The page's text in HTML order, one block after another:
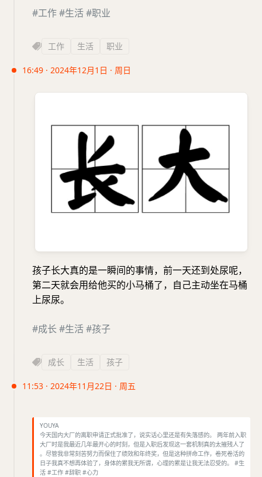
#工作#生活#职业
工作 生活 职业
16:49 · 2024年12月1日 · 周日
孩子长大真的是一瞬间的事情，前一天还到处尿呢，
第二天就会用给他买的小马桶了，自己主动坐在马桶
上尿尿。
#成长 #生活#孩子
成长 生活 孩子
11:53 · 2024年11月22日 · 周五
YOUYA
今天国内大厂的离职申请正式批准了，说实话心里还是有失落感的。 两年前入职
大厂时是我最近几年最开心的时刻，但是入职后发现这一套机制真的太摧残人了
。尽管我非常刻苦努力而保住了绩效和年终奖，但是这种拼命工作，卷死卷活的
日子我真不想再体验了，身体的累我无所谓，心理的累是让我无法忍受的。 #生
活 #工作 #辞职 #心力